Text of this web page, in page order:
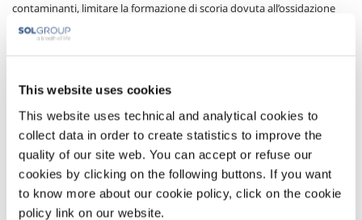
This website uses cookies
This website uses technical and analytical cookies to
collect data in order to create statistics to improve the
quality of our site web. You can accept or refuse our
cookies by clicking on the following buttons. If you want
to know more about our cookie policy, click on the cookie
policy link on our website.
contaminanti, limitare la formazione di scoria dovuta all’ossidazione
del bagno e la perdita di elementi alliganti importanti (es. Ni, Ti, Co,
Cr…) con conseguente necessità di correzioni. È fortemente ridotta la
SOL grazie alla collaborazione con qualificati partners e alla
pluriennale esperienza sviluppata sul mercato italiano ed europeo, è in
grado di offrire ai propri clienti soluzioni su misura ed efficaci sistemi
di distribuzione di gas criogenici minimizzando gli inconvenienti
dovuti a perdite gassose e garantendo flussi costanti di liquido
all’utenza.